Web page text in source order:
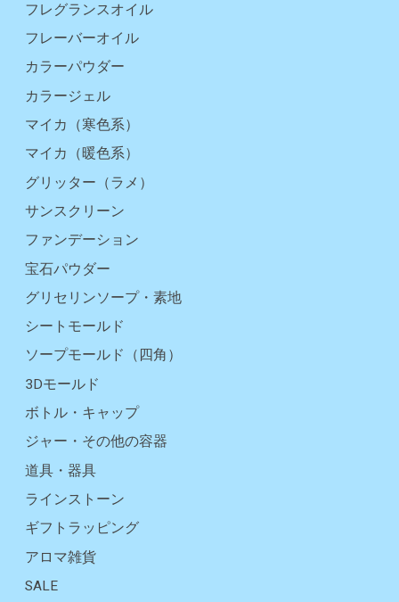
フレグランスオイル
フレーバーオイル
カラーパウダー
カラージェル
マイカ（寒色系）
マイカ（暖色系）
グリッター（ラメ）
サンスクリーン
ファンデーション
宝石パウダー
グリセリンソープ・素地
シートモールド
ソープモールド（四角）
3Dモールド
ボトル・キャップ
ジャー・その他の容器
道具・器具
ラインストーン
ギフトラッピング
アロマ雑貨
SALE